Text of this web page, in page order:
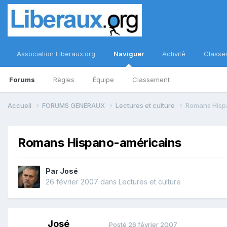
Association Liberaux.org Naviguer
Forums Règles Équipe Classement
Activité
Accueil FORUMS GENERAUX Lectures et culture Romans
Romans Hispano-américains
Par José
26 février 2007 dans Lectures et culture
José Posté 26 février 2007